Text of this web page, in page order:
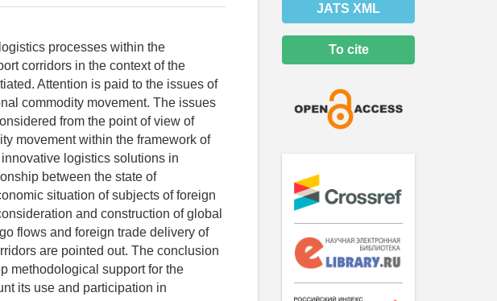
processes within the
corridors in the context of the
Attention is paid to the issues of
commodity movement. The issues
from the point of view of
movement within the framework of
logistics solutions in
between the state of
situation of subjects of foreign
and construction of global
flows and foreign trade delivery of
are pointed out. The conclusion
methodological support for the
its use and participation in
JATS XML
To cite